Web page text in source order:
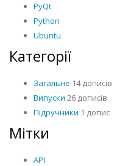
PyQt
Python
Ubuntu
Категорії
Загальне 14 дописів
Випуски 26 дописів
Підручники 1 допис
Мітки
API